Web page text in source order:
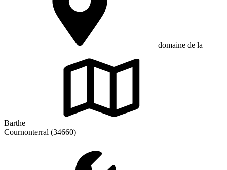
domaine de la
Barthe
Cournonterral (34660)